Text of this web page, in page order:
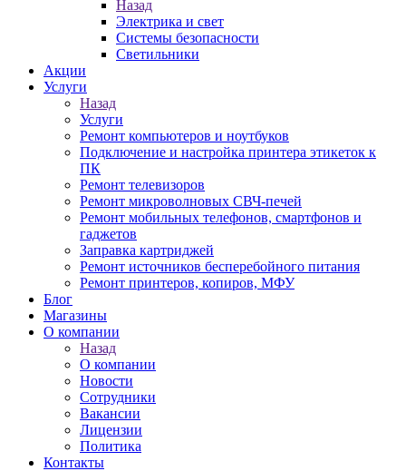
Назад
Электрика и свет
Системы безопасности
Светильники
Акции
Услуги
Назад
Услуги
Ремонт компьютеров и ноутбуков
Подключение и настройка принтера этикеток к
ПК
Ремонт телевизоров
Ремонт микроволновых СВЧ-печей
Ремонт мобильных телефонов, смартфонов и
гаджетов
Заправка картриджей
Ремонт источников бесперебойного питания
Ремонт принтеров, копиров, МФУ
Блог
Магазины
О компании
Назад
О компании
Новости
Сотрудники
Вакансии
Лицензии
Политика
Контакты